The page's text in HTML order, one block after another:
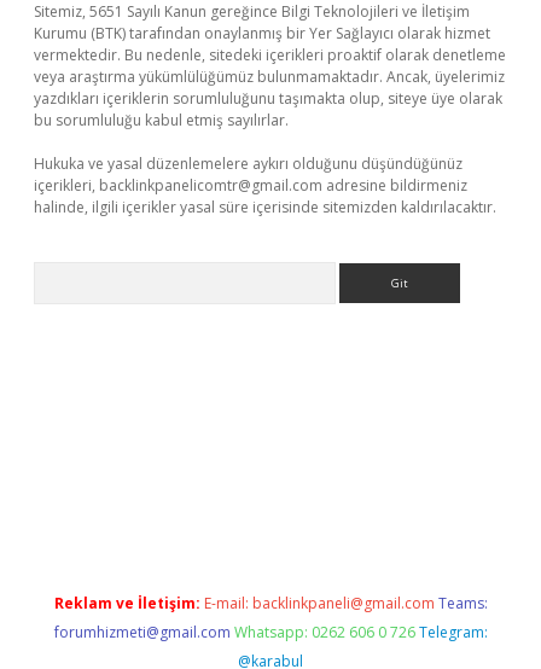
Sitemiz, 5651 Sayılı Kanun gereğince Bilgi Teknolojileri ve İletişim
Kurumu (BTK) tarafından onaylanmış bir Yer Sağlayıcı olarak hizmet
vermektedir. Bu nedenle, sitedeki içerikleri proaktif olarak denetleme
veya araştırma yükümlülüğümüz bulunmamaktadır. Ancak, üyelerimiz
yazdıkları içeriklerin sorumluluğunu taşımakta olup, siteye üye olarak
bu sorumluluğu kabul etmiş sayılırlar.
Hukuka ve yasal düzenlemelere aykırı olduğunu düşündüğünüz
içerikleri, backlinkpanelicomtr@gmail.com adresine bildirmeniz
halinde, ilgili içerikler yasal süre içerisinde sitemizden kaldırılacaktır.
Reklam ve İletişim: E-mail: backlinkpaneli@gmail.com Teams:
forumhizmeti@gmail.com Whatsapp: 0262 606 0 726 Telegram:
@karabul